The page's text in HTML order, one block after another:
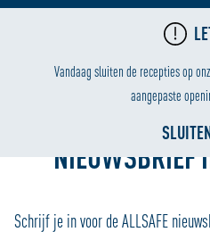
Schakel jouw
Vandaag sluiten de recepties op
aangepaste
NIEUWSBRIEF
Schrijf je in voor de ALLSAFE